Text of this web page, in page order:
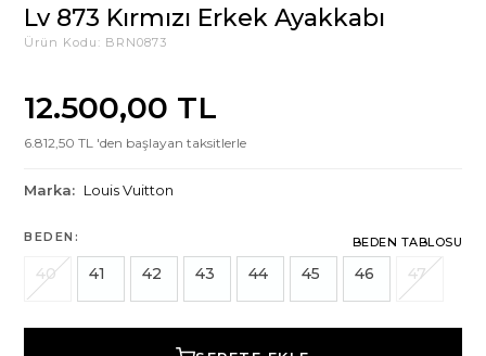
Lv 873 Kırmızı Erkek Ayakkabı
Ürün Kodu: BRN0873
12.500,00 TL
6.812,50 TL 'den başlayan taksitlerle
Marka: Louis Vuitton
BEDEN: BEDEN TABLOSU
40 41 42 43 44 45 46 47